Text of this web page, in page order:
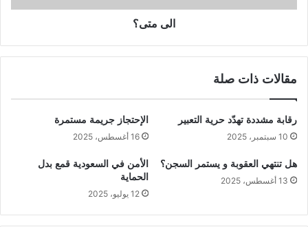
الى متى؟
مقالات ذات صلة
رقابة مشددة تهدّد حرية التعبير
10 سبتمبر، 2025
الإحتجاز جريمة مستمرة
16 أغسطس، 2025
هل تنتهي العقوبة و يستمر السجن؟
13 أغسطس، 2025
الأمن في السعودية قمع بدل
الحماية
12 يوليو، 2025